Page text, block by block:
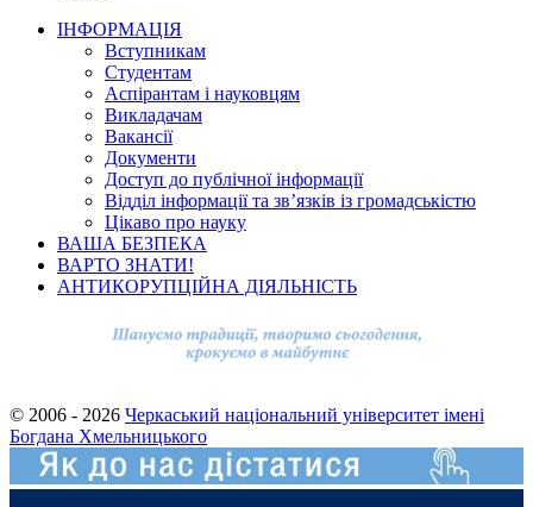
ІНФОРМАЦІЯ
Вступникам
Студентам
Аспірантам і науковцям
Викладачам
Вакансії
Документи
Доступ до публічної інформації
Відділ інформації та зв’язків із громадськістю
Цікаво про науку
ВАША БЕЗПЕКА
ВАРТО ЗНАТИ!
АНТИКОРУПЦІЙНА ДІЯЛЬНІСТЬ
© 2006 - 2026 Черкаський національний університет імені
Богдана Хмельницького